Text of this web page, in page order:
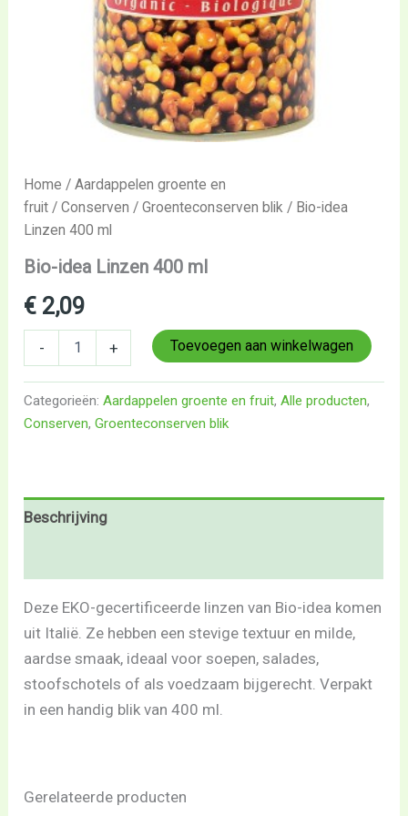
Home /Aardappelen groente en
fruit /Conserven /Groenteconserven blik / Bio-idea
Linzen 400 ml
Bio-idea Linzen 400 ml
€ 2,09
- + Toevoegen aan winkelwagen
Categorieën:Aardappelen groente en fruit,Alle producten,
Conserven,Groenteconserven blik
Beschrijving
Deze EKO-gecertificeerde linzen van Bio-idea komen
uit Italië. Ze hebben een stevige textuur en milde,
aardse smaak, ideaal voor soepen, salades,
stoofschotels of als voedzaam bijgerecht. Verpakt
in een handig blik van 400 ml.
Gerelateerde producten